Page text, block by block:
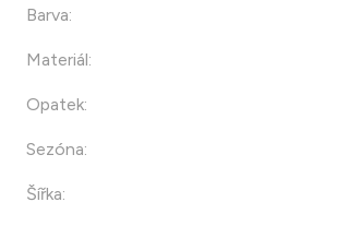
Barva:
Materiál:
Opatek:
Sezóna:
Šířka: